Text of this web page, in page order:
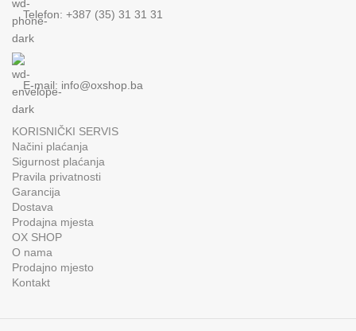
Telefon: +387 (35) 31 31 31
E-mail: info@oxshop.ba
KORISNIČKI SERVIS
Načini plaćanja
Sigurnost plaćanja
Pravila privatnosti
Garancija
Dostava
Prodajna mjesta
OX SHOP
O nama
Prodajno mjesto
Kontakt